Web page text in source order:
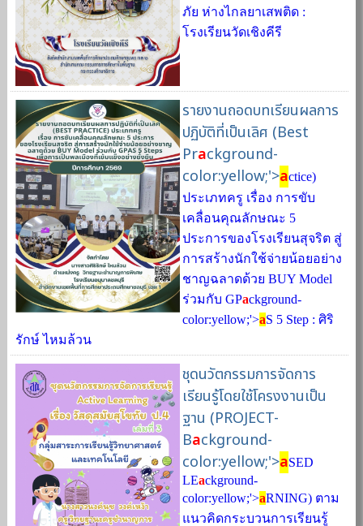
ภัย ห่างไกลยาเสพติด :
โรงเรียนวัดเชิงคีรี
รายงานถอดบทเรียนผลการ
ปฏิบัติที่เป็นเลิศ (Best
Prackground-
color:yellow;'>actice)
ประเภทครู เรื่อง การขับ
เคลื่อนคุณลักษณะ 5
ประการของโรงเรียนสุจริต สู่
การสร้างนักใช้จ่ายน้อยอย่าง
ชาญฉลาดด้วย BUY Model
ร่วมกับ GPackground-
color:yellow;'>aS 5 Step : ศิริ
รักษ์ ไหมล้วน
ชุดนวัตกรรมการจัดการ
เรียนรู้โดยใช้โครงงานเป็น
ฐาน (PROJECT-
Background-
color:yellow;'>aSED
LEackground-
color:yellow;'>aRNING) ตาม
แนวคิดกระบวนการเรียนรู้